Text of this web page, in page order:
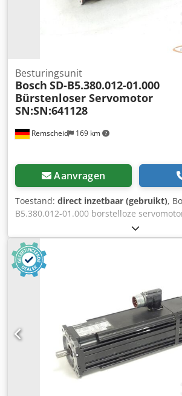
Remscheid 169 km
Besturingsunit
Bosch SD-B5.380.012-01.000
Bürstenloser Servomotor
SN:SN:641128
Aanvragen
Toestand: direct inzetbaar (gebruikt),
B5.380.012-01.000 borstelloze
magneet SN:SN:641128, gebruikt,
100% functioneel, leveringsomvang
Vraag apart naar de verpakkings- en
OP: De kosten voor verpakking en
te worden aangevraagd! Chsdpfx Aoi D